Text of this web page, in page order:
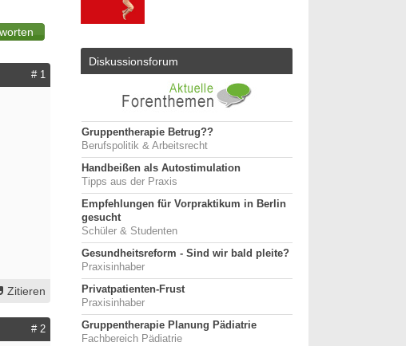
# 1
Zitieren
# 2
Diskussionsforum
Gruppentherapie Betrug??
Berufspolitik & Arbeitsrecht
Handbeißen als Autostimulation
Tipps aus der Praxis
Empfehlungen für Vorpraktikum in Berlin
gesucht
Schüler & Studenten
Gesundheitsreform - Sind wir bald pleite?
Praxisinhaber
Privatpatienten-Frust
Praxisinhaber
Gruppentherapie Planung Pädiatrie
Fachbereich Pädiatrie